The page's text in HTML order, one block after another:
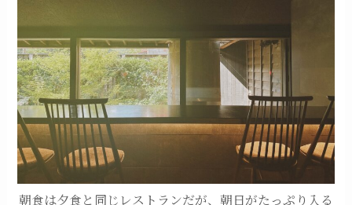
朝食は夕食と同じレストランだが、朝日がたっぷり入る